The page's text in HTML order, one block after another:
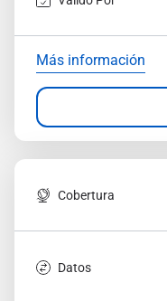
Más información
Cobertura
Datos